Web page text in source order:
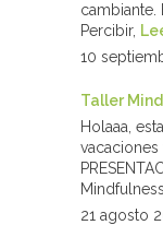
cambiante.
Percibir,
10
Taller
Holaaa,
21 agosto